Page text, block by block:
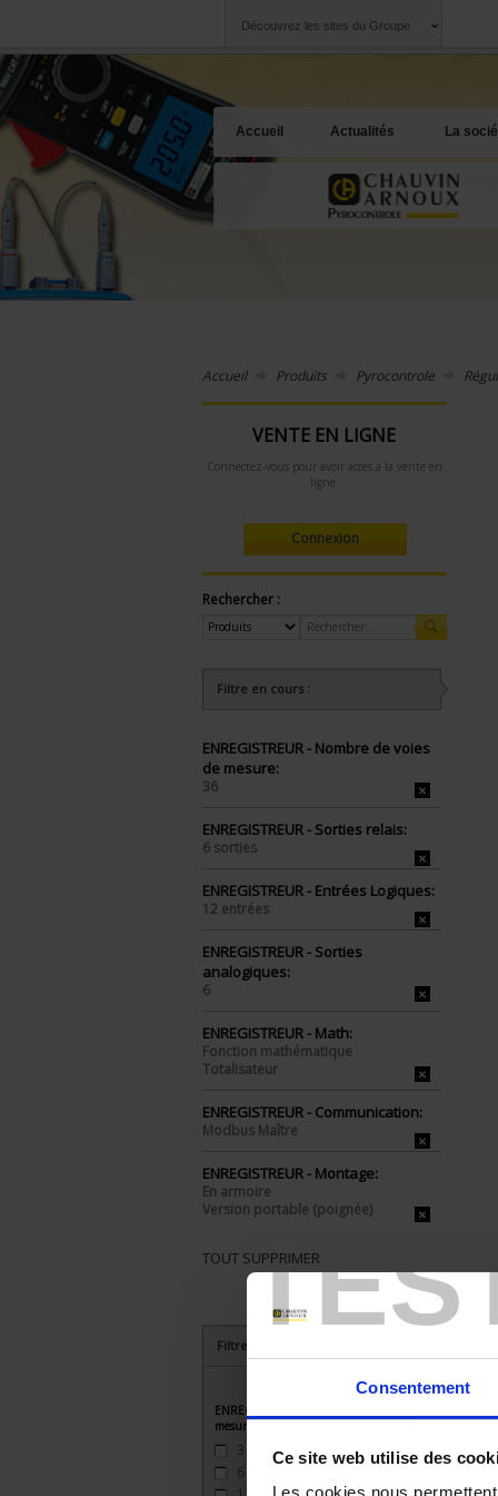
Consentement
Ce site web utilise des
Les cookies nous
Découvrez les sites du Groupe
Accueil Actualités La
Accueil Produits Pyrocontrole
VENTE EN LIGNE
Connectez-vous pour avoir accès à la vente en
ligne.
Connexion
Rechercher :
Filtre en cours :
ENREGISTREUR - Nombre de voies
de mesure:
36
ENREGISTREUR - Sorties relais:
6 sorties
ENREGISTREUR - Entrées Logiques:
12 entrées
ENREGISTREUR - Sorties
analogiques:
6
ENREGISTREUR - Math:
Fonction mathématique
Totalisateur
ENREGISTREUR - Communication:
Modbus Maître
ENREGISTREUR - Montage:
En armoire
Version portable (poignée)
TOUT SUPPRIMER
Filtrer les produits par critères
ENREGISTREUR - Nombre de voies de
mesure
3
6